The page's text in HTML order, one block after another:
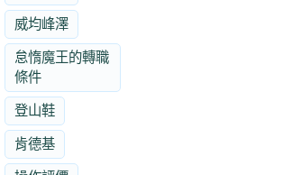
威均峰澤
怠惰魔王的轉職
條件
登山鞋
肯德基